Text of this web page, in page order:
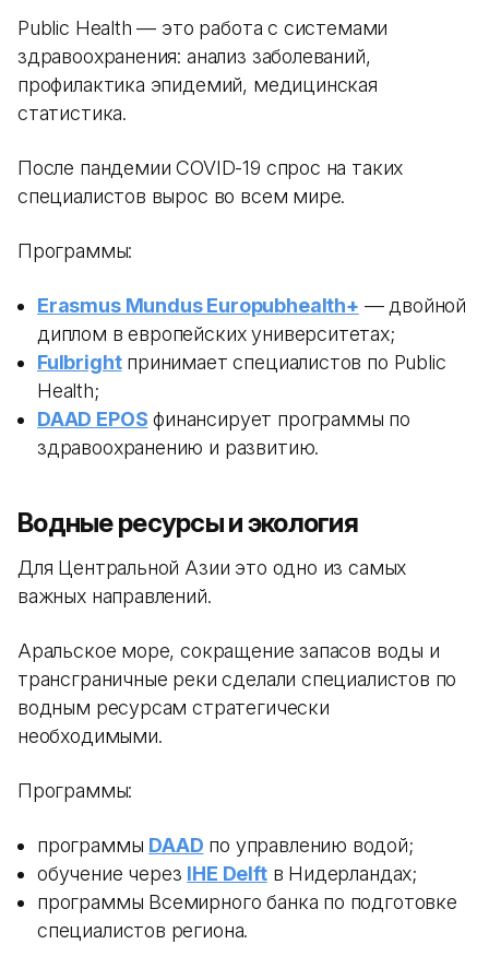
Public Health — это работа с системами
здравоохранения: анализ заболеваний,
профилактика эпидемий, медицинская
статистика.
После пандемии COVID-19 спрос на таких
специалистов вырос во всем мире.
Программы:
Erasmus Mundus Europubhealth+ — двойной
диплом в европейских университетах;
Fulbrightпринимает специалистов по Public
Health;
DAAD EPOS финансирует программы по
здравоохранению и развитию.
Водные ресурсы и экология
Для Центральной Азии это одно из самых
важных направлений.
Аральское море, сокращение запасов воды и
трансграничные реки сделали специалистов по
водным ресурсам стратегически
необходимыми.
Программы:
программы DAAD по управлению водой;
обучение через IHE Delftв Нидерландах;
программы Всемирного банка по подготовке
специалистов региона.